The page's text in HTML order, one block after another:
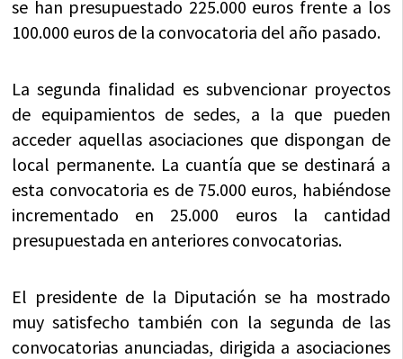
se han presupuestado 225.000 euros frente a los
100.000 euros de la convocatoria del año pasado.
La segunda finalidad es subvencionar proyectos
de equipamientos de sedes, a la que pueden
acceder aquellas asociaciones que dispongan de
local permanente. La cuantía que se destinará a
esta convocatoria es de 75.000 euros, habiéndose
incrementado en 25.000 euros la cantidad
presupuestada en anteriores convocatorias.
El presidente de la Diputación se ha mostrado
muy satisfecho también con la segunda de las
convocatorias anunciadas, dirigida a asociaciones